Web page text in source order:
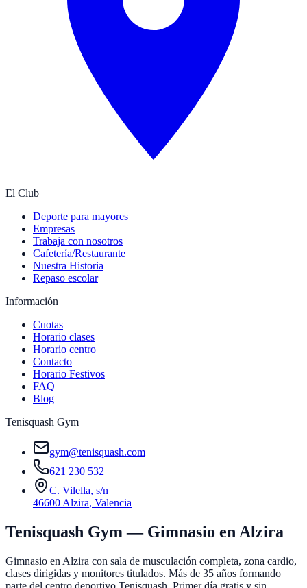
El Club
Deporte para mayores
Empresas
Trabaja con nosotros
Cafetería/Restaurante
Nuestra Historia
Repaso escolar
Información
Cuotas
Horario clases
Horario centro
Contacto
Horario Festivos
FAQ
Blog
Tenisquash Gym
gym@tenisquash.com
621 230 532
C. Vilella, s/n
46600 Alzira, Valencia
Tenisquash Gym — Gimnasio en Alzira
Gimnasio en Alzira con sala de musculación completa, zona cardio,
clases dirigidas y monitores titulados. Más de 35 años formando